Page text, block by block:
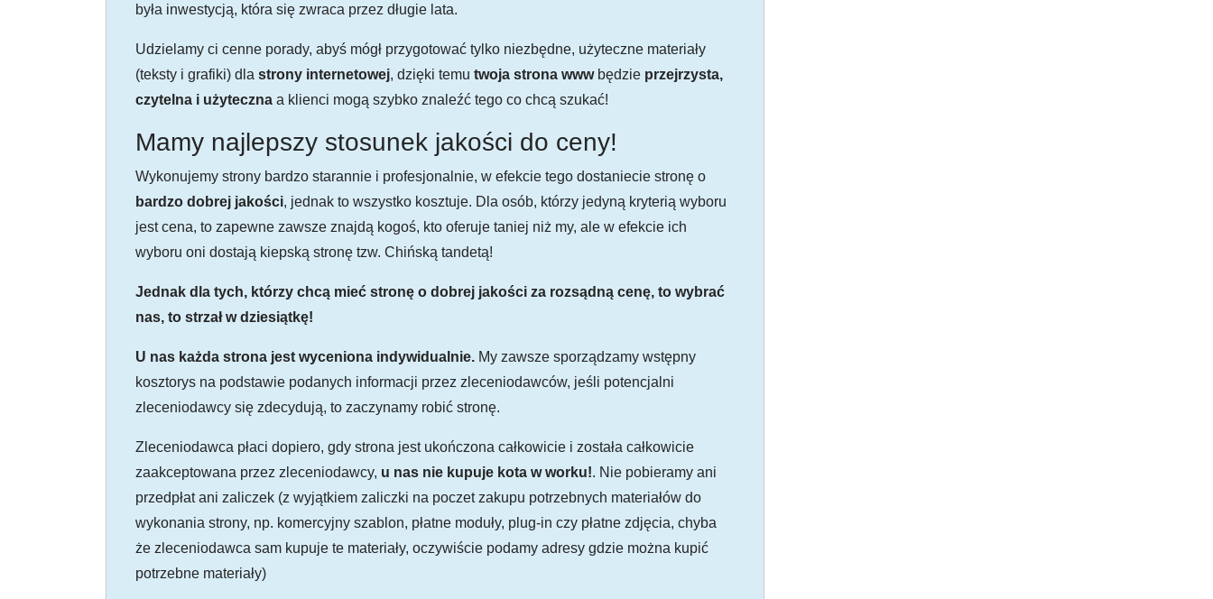
była inwestycją, która się zwraca przez długie lata.
Udzielamy ci cenne porady, abyś mógł przygotować tylko niezbędne, użyteczne materiały
(teksty i grafiki) dla strony internetowej, dzięki temu twoja strona wwwbędzie przejrzysta,
czytelna i użyteczna a klienci mogą szybko znaleźć tego co chcą szukać!
Mamy najlepszy stosunek jakości do ceny!
Wykonujemy strony bardzo starannie i profesjonalnie, w efekcie tego dostaniecie stronę o
bardzo dobrej jakości, jednak to wszystko kosztuje. Dla osób, którzy jedyną kryterią wyboru
jest cena, to zapewne zawsze znajdą kogoś, kto oferuje taniej niż my, ale w efekcie ich
wyboru oni dostają kiepską stronę tzw. Chińską tandetą!
Jednak dla tych, którzy chcą mieć stronę o dobrej jakości za rozsądną cenę, to wybrać
nas, to strzał w dziesiątkę!
U nas każda strona jest wyceniona indywidualnie. My zawsze sporządzamy wstępny
kosztorys na podstawie podanych informacji przez zleceniodawców, jeśli potencjalni
zleceniodawcy się zdecydują, to zaczynamy robić stronę.
Zleceniodawca płaci dopiero, gdy strona jest ukończona całkowicie i została całkowicie
zaakceptowana przez zleceniodawcy, u nas nie kupuje kota w worku!. Nie pobieramy ani
przedpłat ani zaliczek (z wyjątkiem zaliczki na poczet zakupu potrzebnych materiałów do
wykonania strony, np. komercyjny szablon, płatne moduły, plug-in czy płatne zdjęcia, chyba
że zleceniodawca sam kupuje te materiały, oczywiście podamy adresy gdzie można kupić
potrzebne materiały)